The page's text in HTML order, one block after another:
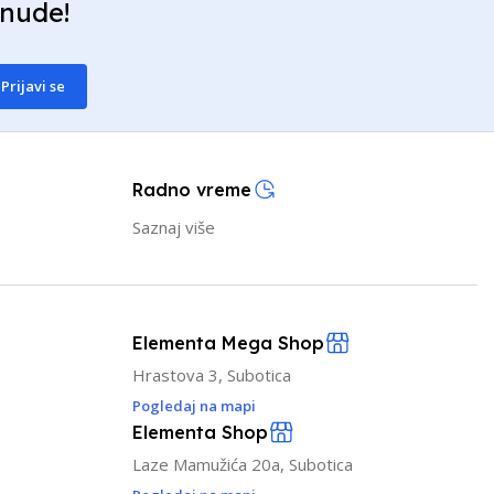
Prijavi se
Radno vreme
Saznaj više
Elementa Mega Shop
Hrastova 3, Subotica
Pogledaj na mapi
Elementa Shop
Laze Mamužića 20a, Subotica